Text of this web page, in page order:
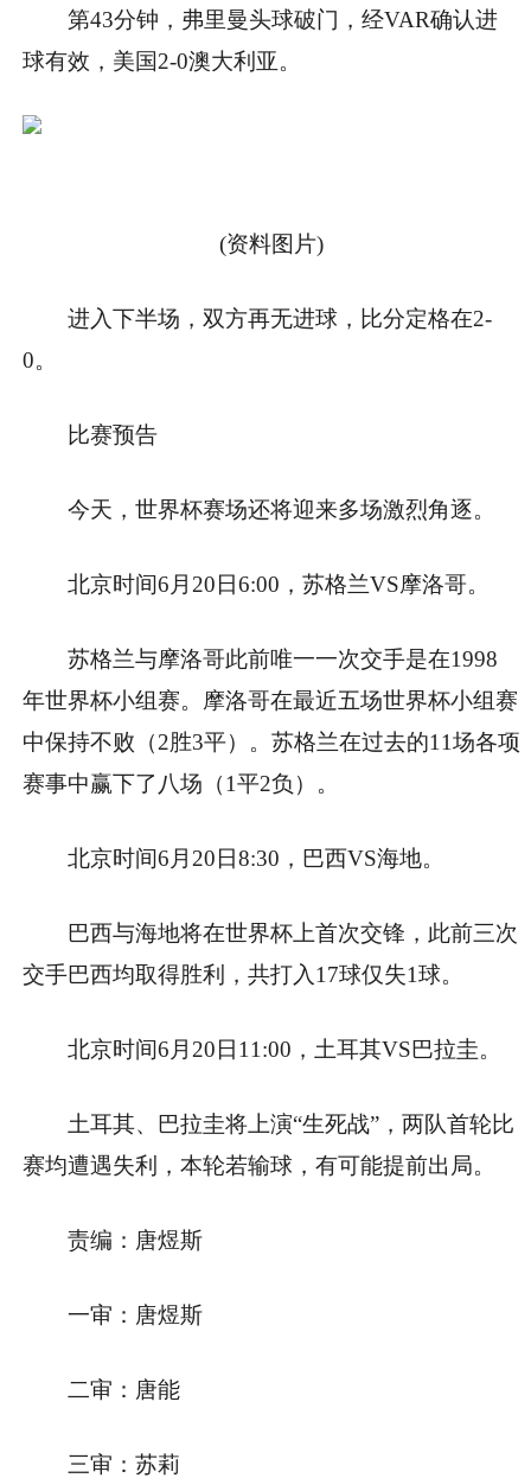
第43分钟，弗里曼头球破门，经VAR确认进
球有效，美国2-0澳大利亚。
(资料图片)
进入下半场，双方再无进球，比分定格在2-
0。
比赛预告
今天，世界杯赛场还将迎来多场激烈角逐。
北京时间6月20日6:00，苏格兰VS摩洛哥。
苏格兰与摩洛哥此前唯一一次交手是在1998
年世界杯小组赛。摩洛哥在最近五场世界杯小组赛
中保持不败（2胜3平）。苏格兰在过去的11场各项
赛事中赢下了八场（1平2负）。
北京时间6月20日8:30，巴西VS海地。
巴西与海地将在世界杯上首次交锋，此前三次
交手巴西均取得胜利，共打入17球仅失1球。
北京时间6月20日11:00，土耳其VS巴拉圭。
土耳其、巴拉圭将上演“生死战”，两队首轮比
赛均遭遇失利，本轮若输球，有可能提前出局。
责编：唐煜斯
一审：唐煜斯
二审：唐能
三审：苏莉